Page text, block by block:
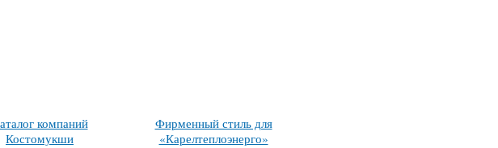
компаний
Костомукши
Фирменный стиль для
«Карелтеплоэнерго»